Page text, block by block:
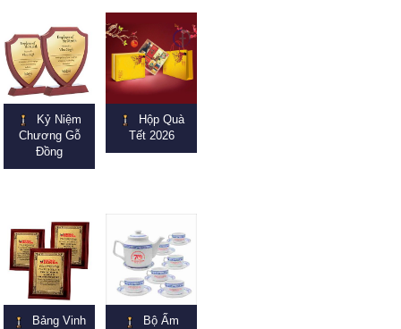
Kỷ Niệm
Chương Gỗ
Đồng
Hộp Quà
Tết 2026
Bảng Vinh
Bộ Ấm